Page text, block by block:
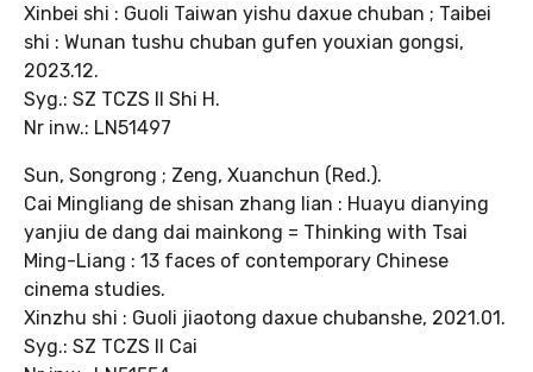
Xinbei shi : Guoli Taiwan yishu daxue chuban ; Taibei
shi : Wunan tushu chuban gufen youxian gongsi,
2023.12.
Syg.: SZ TCZS II Shi H.
Nr inw.: LN51497
Sun, Songrong ; Zeng, Xuanchun (Red.).
Cai Mingliang de shisan zhang lian : Huayu dianying
yanjiu de dang dai mainkong = Thinking with Tsai
Ming-Liang : 13 faces of contemporary Chinese
cinema studies.
Xinzhu shi : Guoli jiaotong daxue chubanshe, 2021.01.
Syg.: SZ TCZS II Cai